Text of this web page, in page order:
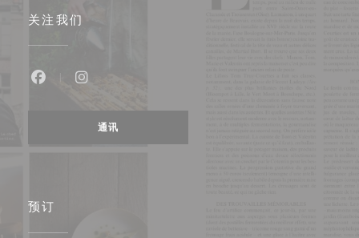
关注我们
通讯
预订